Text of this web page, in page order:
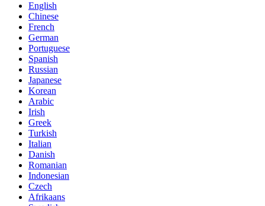
English
Chinese
French
German
Portuguese
Spanish
Russian
Japanese
Korean
Arabic
Irish
Greek
Turkish
Italian
Danish
Romanian
Indonesian
Czech
Afrikaans